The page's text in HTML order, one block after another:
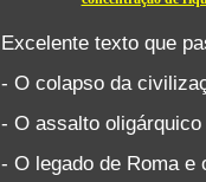
Excelente texto que
- O colapso da
- O assalto
- O legado de Roma e